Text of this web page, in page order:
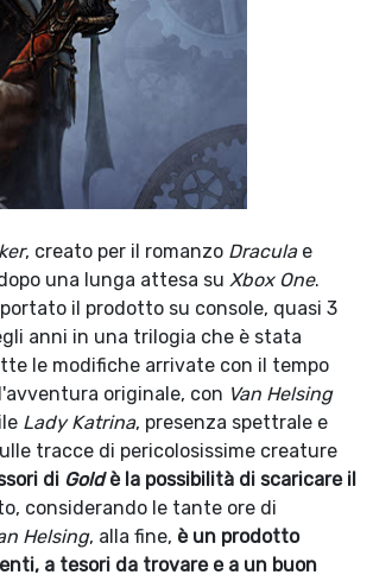
, creato per il romanzo Draculae
una lunga attesa su Xbox One.
il prodotto su console, quasi 3
anni in una trilogia che è stata
le modifiche arrivate con il tempo
originale, con Van Helsing
Lady Katrina, presenza spettrale e
tracce di pericolosissime creature
di Goldè la possibilità di scaricare il
considerando le tante ore di
Helsing, alla fine, è un prodotto
a tesori da trovare e a un buon